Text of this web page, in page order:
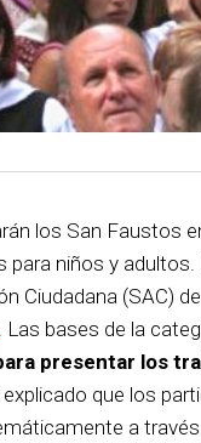
los San Faustos
niños y
Ciudadana (SAC)
. Las bases de la
presentar los
que los
a través